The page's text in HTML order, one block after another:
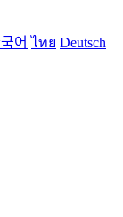
어 ไทย Deutsch